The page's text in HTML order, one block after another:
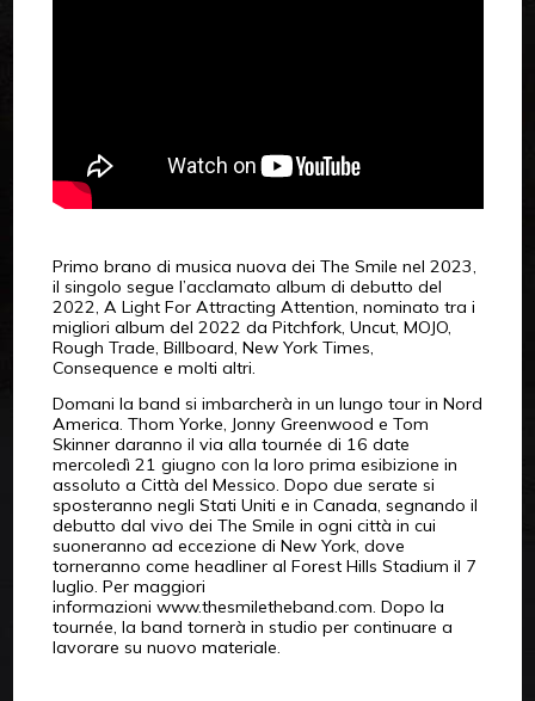
Primo brano di musica nuova dei The Smile nel 2023,
il singolo segue l’acclamato album di debutto del
2022, A Light For Attracting Attention, nominato tra i
migliori album del 2022 da Pitchfork, Uncut, MOJO,
Rough Trade, Billboard, New York Times,
Consequence e molti altri.
Domani la band si imbarcherà in un lungo tour in Nord
America. Thom Yorke, Jonny Greenwood e Tom
Skinner daranno il via alla tournée di 16 date
mercoledì 21 giugno con la loro prima esibizione in
assoluto a Città del Messico. Dopo due serate si
sposteranno negli Stati Uniti e in Canada, segnando il
debutto dal vivo dei The Smile in ogni città in cui
suoneranno ad eccezione di New York, dove
torneranno come headliner al Forest Hills Stadium il 7
luglio. Per maggiori
informazioni www.thesmiletheband.com. Dopo la
tournée, la band tornerà in studio per continuare a
lavorare su nuovo materiale.